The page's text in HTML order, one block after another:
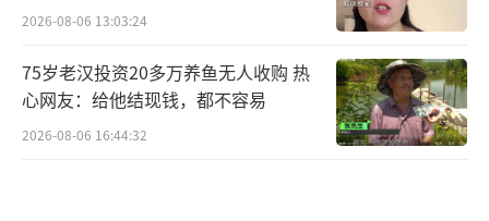
2026-08-06 13:03:24
75岁老汉投资20多万养鱼无人收购 热
心网友：给他结现钱，都不容易
2026-08-06 16:44:32